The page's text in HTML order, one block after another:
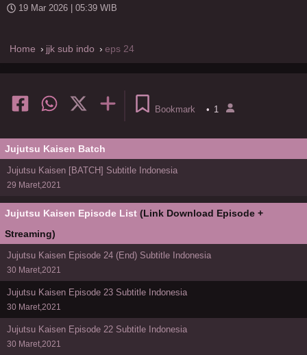
19 Mar 2026 | 05:39 WIB
Home jjk sub indo eps 24
Bookmark • 1
Jujutsu Kaisen Batch
Jujutsu Kaisen [BATCH] Subtitle Indonesia
29 Maret,2021
Jujutsu Kaisen Episode List (Link Download Episode +
Streaming)
Jujutsu Kaisen Episode 24 (End) Subtitle Indonesia
30 Maret,2021
Jujutsu Kaisen Episode 23 Subtitle Indonesia
30 Maret,2021
Jujutsu Kaisen Episode 22 Subtitle Indonesia
30 Maret,2021